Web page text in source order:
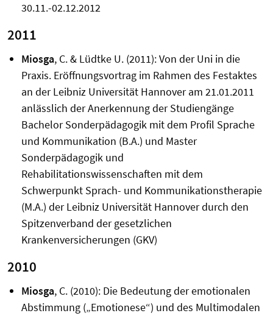
30.11.-02.12.2012
2011
Miosga, C. & Lüdtke U. (2011): Von der Uni in die
Praxis. Eröffnungsvortrag im Rahmen des Festaktes
an der Leibniz Universität Hannover am 21.01.2011
anlässlich der Anerkennung der Studiengänge
Bachelor Sonderpädagogik mit dem Profil Sprache
und Kommunikation (B.A.) und Master
Sonderpädagogik und
Rehabilitationswissenschaften mit dem
Schwerpunkt Sprach- und Kommunikationstherapie
(M.A.) der Leibniz Universität Hannover durch den
Spitzenverband der gesetzlichen
Krankenversicherungen (GKV)
2010
Miosga, C. (2010): Die Bedeutung der emotionalen
Abstimmung („Emotionese“) und des Multimodalen